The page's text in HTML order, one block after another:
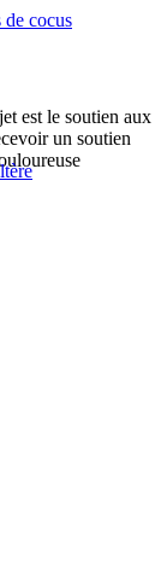
est le soutien aux
un soutien